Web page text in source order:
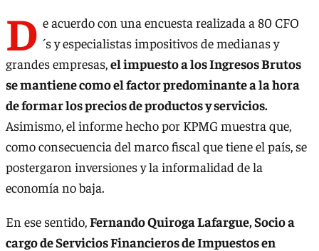
D e acuerdo con una encuesta realizada a 80 CFO
´s y especialistas impositivos de medianas y
grandes empresas,el impuesto a los Ingresos Brutos
se mantiene como el factor predominante a la hora
de formar los precios de productos y servicios.
Asimismo, el informe hecho por KPMG muestra que,
como consecuencia del marco fiscal que tiene el país, se
postergaron inversiones y la informalidad de la
economía no baja.
En ese sentido,Fernando Quiroga Lafargue, Socio a
cargo de Servicios Financieros de Impuestos en